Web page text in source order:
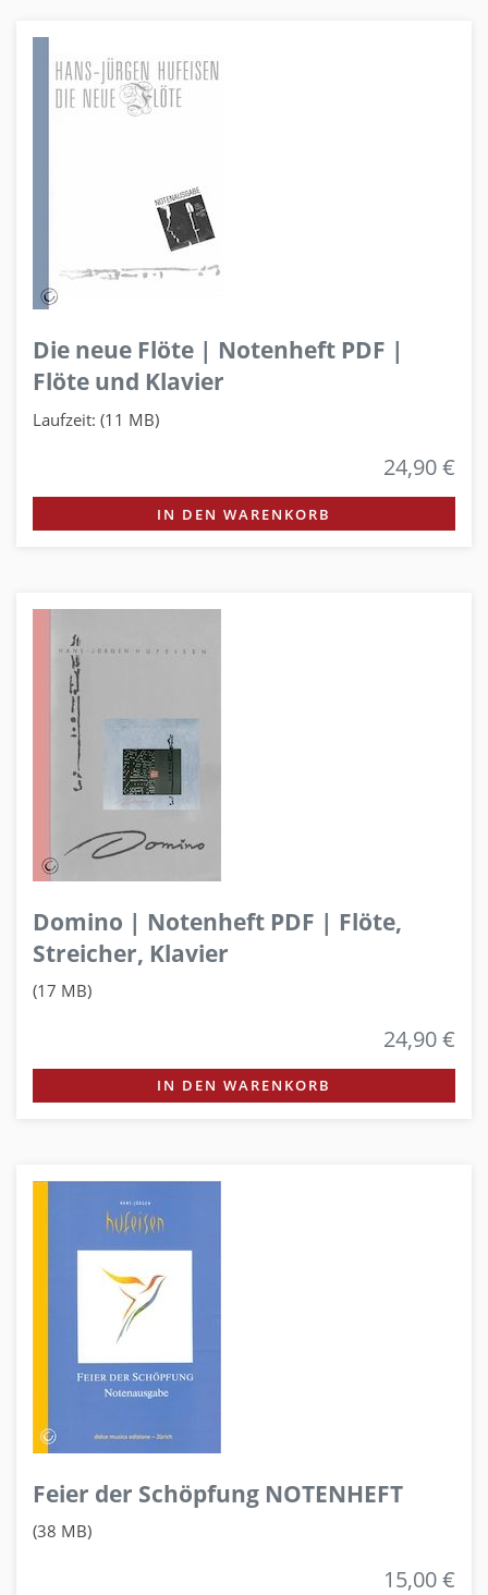
Die neue Flöte | Notenheft PDF |
Flöte und Klavier
Laufzeit: (11 MB)
24,90 €
IN DEN WARENKORB
Domino | Notenheft PDF | Flöte,
Streicher, Klavier
(17 MB)
24,90 €
IN DEN WARENKORB
Feier der Schöpfung NOTENHEFT
(38 MB)
15,00 €